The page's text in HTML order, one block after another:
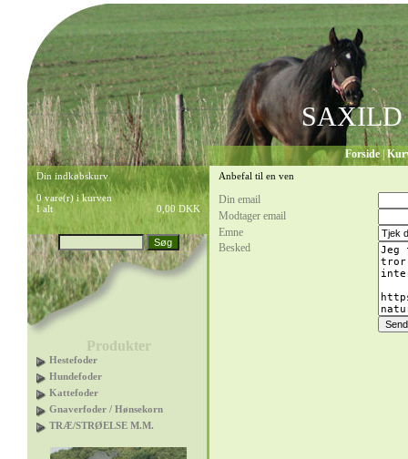
SAXILD
Forside |
Din indkøbskurv
0 vare(r) i kurven
I alt
0,00 DKK
Produkter
Hestefoder
Hundefoder
Kattefoder
Gnaverfoder / Hønsekorn
TRÆ/STRØELSE M.M.
Anbefal til en ven
Din email
Modtager email
Emne
Besked